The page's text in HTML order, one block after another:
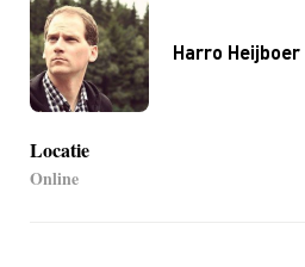
Harro Heijboer
Locatie
Online